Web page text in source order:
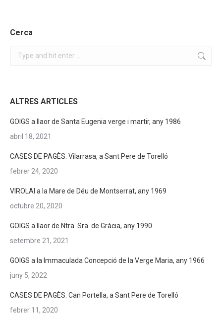
Cerca
Search:
ALTRES ARTICLES
GOIGS a llaor de Santa Eugenia verge i martir, any 1986
abril 18, 2021
CASES DE PAGÈS: Vilarrasa, a Sant Pere de Torelló
febrer 24, 2020
VIROLAI a la Mare de Déu de Montserrat, any 1969
octubre 20, 2020
GOIGS a llaor de Ntra. Sra. de Gràcia, any 1990
setembre 21, 2021
GOIGS a la Immaculada Concepció de la Verge Maria, any 1966
juny 5, 2022
CASES DE PAGÈS: Can Portella, a Sant Pere de Torelló
febrer 11, 2020